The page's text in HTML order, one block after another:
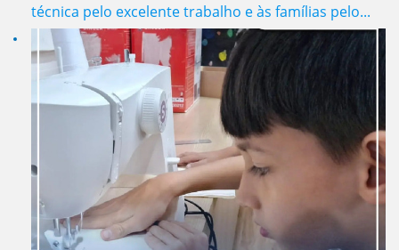
técnica pelo excelente trabalho e às famílias pelo...